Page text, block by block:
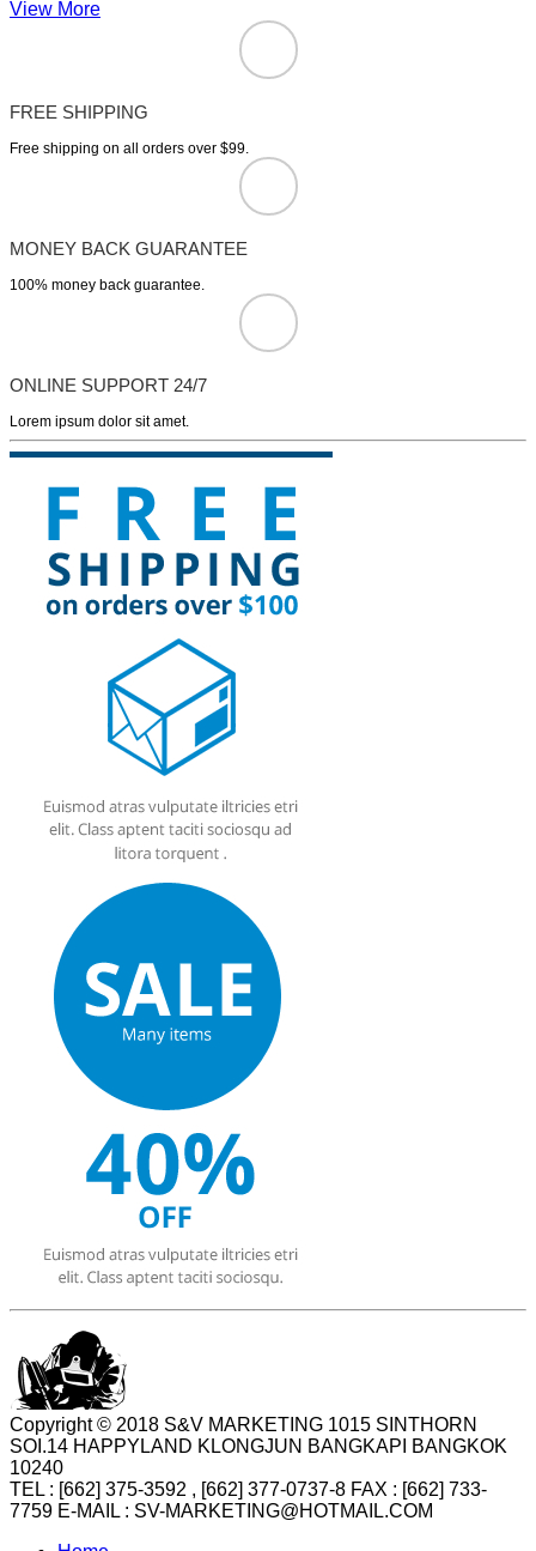
View More
FREE SHIPPING
Free shipping on all orders over $99.
MONEY BACK GUARANTEE
100% money back guarantee.
ONLINE SUPPORT 24/7
Lorem ipsum dolor sit amet.
Copyright © 2018 S&V MARKETING 1015 SINTHORN
SOI.14 HAPPYLAND KLONGJUN BANGKAPI BANGKOK
10240
TEL : [662] 375-3592 , [662] 377-0737-8 FAX : [662] 733-
7759 E-MAIL : SV-MARKETING@HOTMAIL.COM